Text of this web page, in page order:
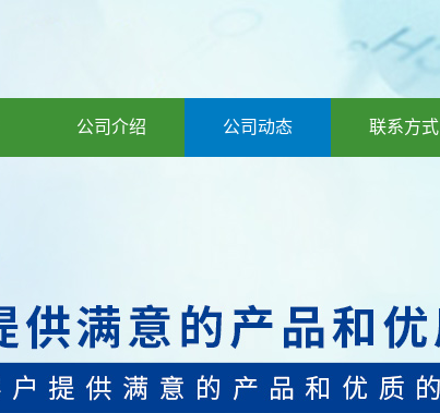
公司介绍 公司动态 联系方式